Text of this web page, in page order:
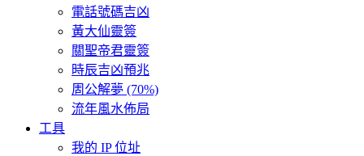
電話號碼吉凶
黃大仙靈簽
關聖帝君靈簽
時辰吉凶預兆
周公解夢 (70%)
流年風水佈局
工具
我的 IP 位址